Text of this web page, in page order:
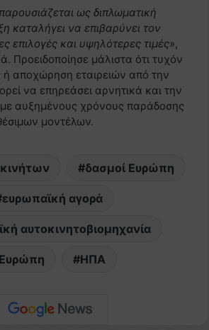
ως διπλωματική
καταλήγει να επιβαρύνει τον
επιλογές και υψηλότερες τιμές»,
Προειδοποίησε μάλιστα ότι τυχόν
αποχώρηση εταιρειών από την
να επηρεάσει αρνητικά και την
αυξημένους χρόνους παράδοσης
μοντέλων.
δασμοί Ευρώπη
ευρωπαϊκή αγορά
αυτοκινητοβιομηχανία
Ευρώπη ΗΠΑ